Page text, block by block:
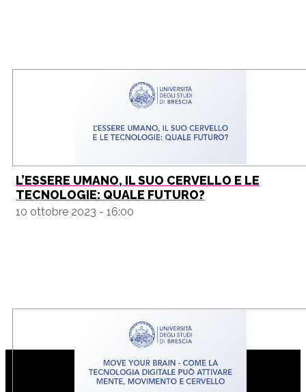
L’ESSERE UMANO, IL SUO CERVELLO E LE
TECNOLOGIE: QUALE FUTURO?
10 ottobre 2023 - 16:00